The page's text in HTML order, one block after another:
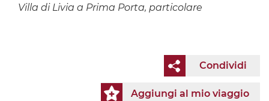
Villa di Livia a Prima Porta, particolare
Condividi
Aggiungi al mio viaggio